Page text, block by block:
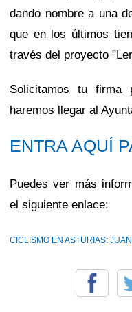
dando nombre a una
que en los últimos
través del proyecto
Solicitamos tu firma
haremos llegar al
ENTRA AQUÍ
Puedes ver más
el siguiente enlace:
CICLISMO EN ASTURIAS: